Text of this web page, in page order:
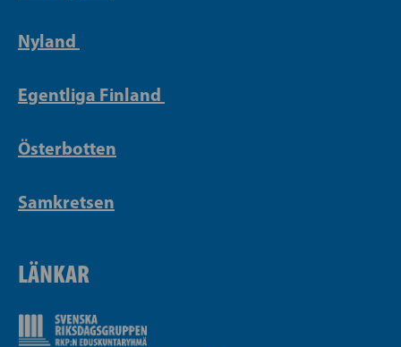
Nyland
Egentliga Finland
Österbotten
Samkretsen
LÄNKAR